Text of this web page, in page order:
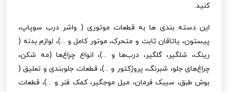
کنید.
این دسته بندی ها به قطعات موتوری ( واشر درب سوپاپ،
پیستون، یاتاقان ثابت و متحرک، موتور کامل و ...)، لوازم بدنه (
رینگ، شلگیر، گلگیر، درب‌ها و ...)، انواع چراغ‌ها (مه شکن،
چراغ‌های جلو، شبرنگ، پروژکتور و ...)، قطعات جلوبندی و تعلیق (
بوش طبق، سیبک فرمان، میل موجگیر، کمک فنر و ...)، قطعات